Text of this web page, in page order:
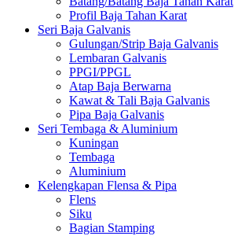
Profil Baja Tahan Karat
Seri Baja Galvanis
Gulungan/Strip Baja Galvanis
Lembaran Galvanis
PPGI/PPGL
Atap Baja Berwarna
Kawat & Tali Baja Galvanis
Pipa Baja Galvanis
Seri Tembaga & Aluminium
Kuningan
Tembaga
Aluminium
Kelengkapan Flensa & Pipa
Flens
Siku
Bagian Stamping